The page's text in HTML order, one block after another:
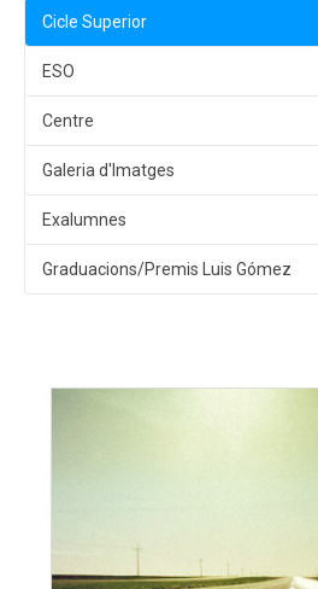
Cicle Superior
ESO
Centre
Galeria d'Imatges
Exalumnes
Graduacions/Premis Luis Gómez